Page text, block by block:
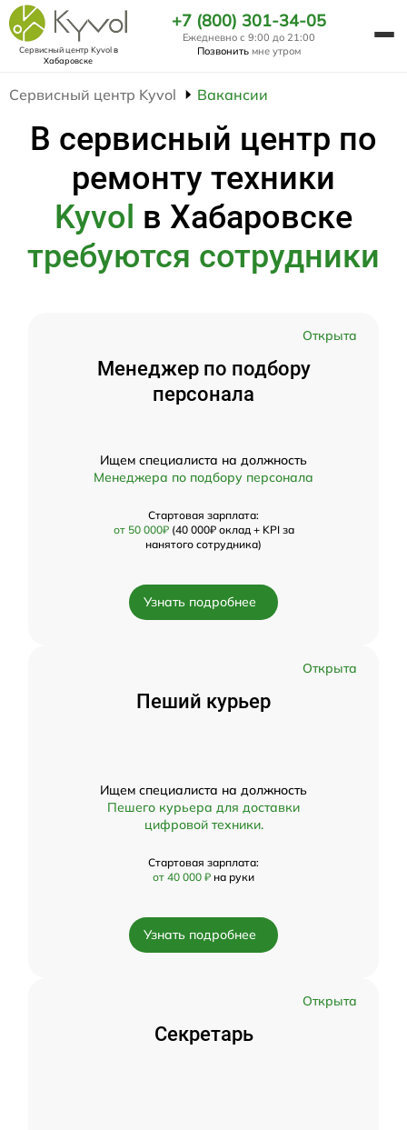
Сервисный центр Kyvolв
Хабаровске
+7 (800) 301-34-05
Ежедневно с 9:00 до 21:00
Позвонить мне утром
Сервисный центр Kyvol Вакансии
В сервисный центр по
ремонту техники
Kyvol в Хабаровске
требуются сотрудники
Открыта
Менеджер по подбору
персонала
Ищем специалиста на должность
Менеджера по подбору персонала
Стартовая зарплата:
от 50 000₽(40 000₽ оклад + KPI за
нанятого сотрудника)
Узнать подробнее
Открыта
Пеший курьер
Ищем специалиста на должность
Пешего курьера для доставки
цифровой техники.
Стартовая зарплата:
от 40 000 ₽ на руки
Узнать подробнее
Открыта
Секретарь